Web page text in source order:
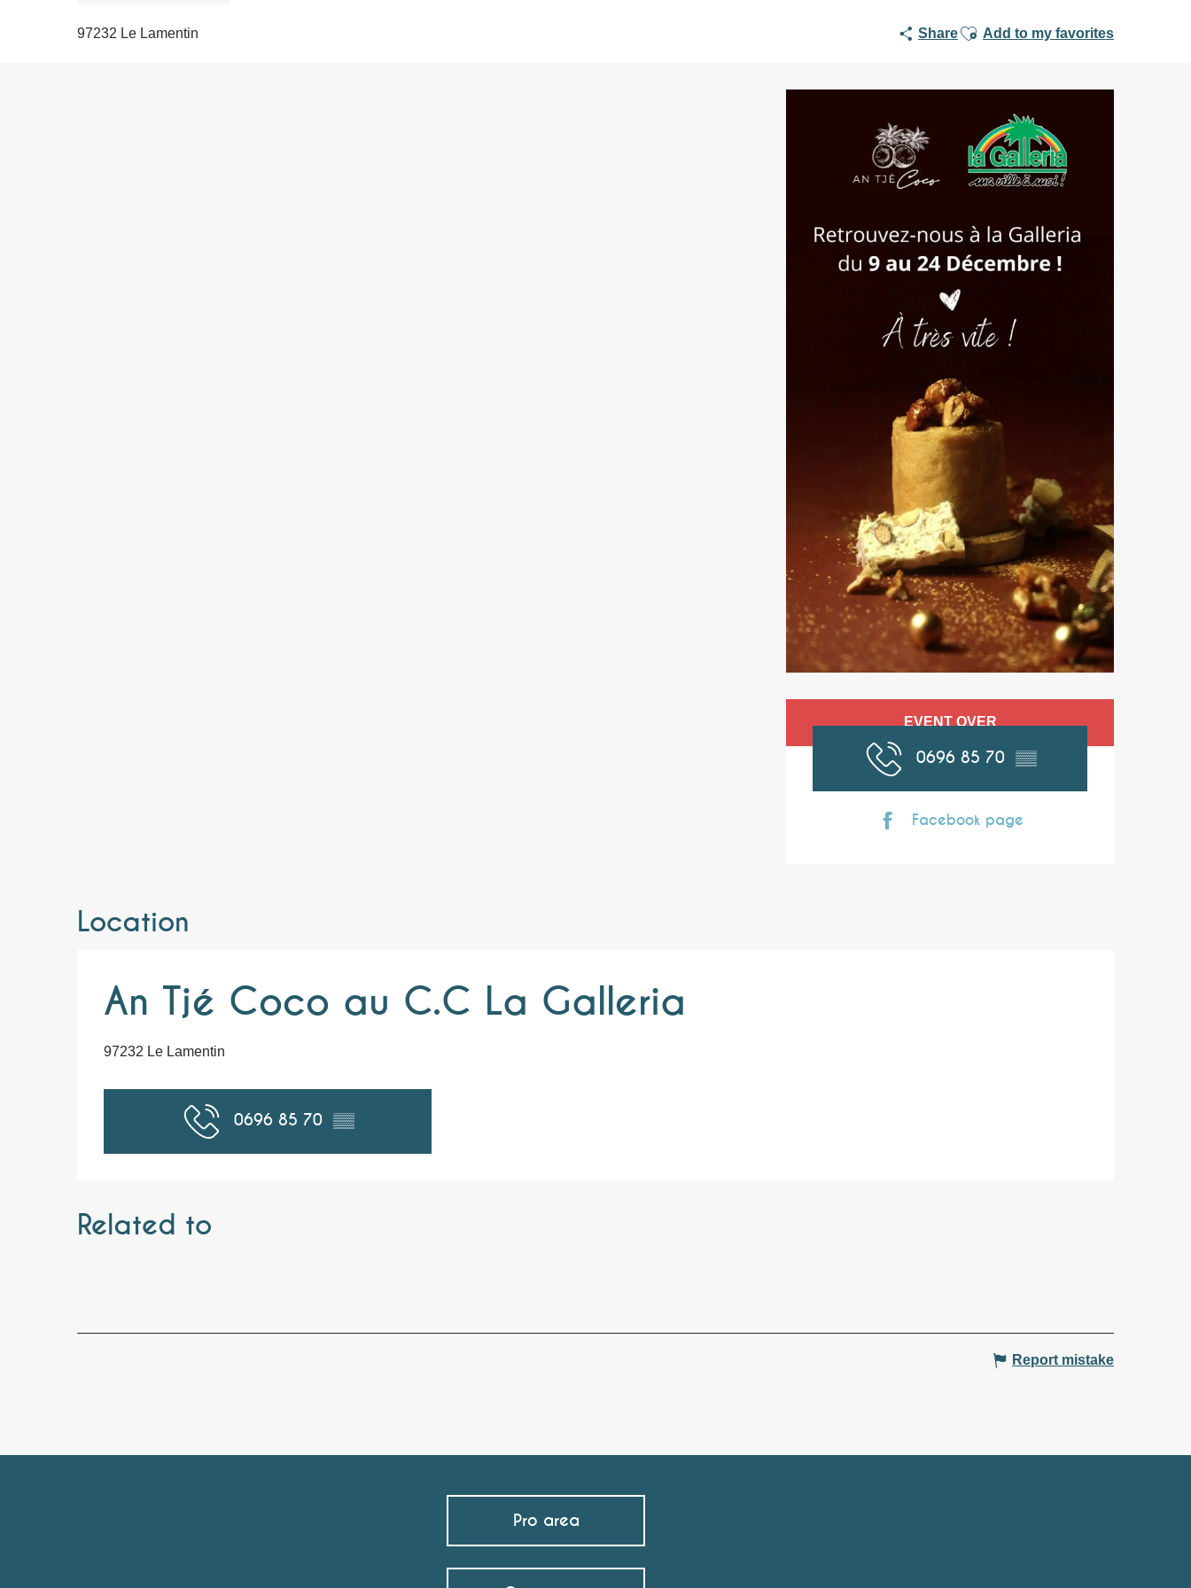
97232 Le Lamentin ShareAjouter aux favoris
Add to my favorites
Opening hours &
EVENT OVER
0696 85 70 ▒▒
Facebook page
Location
An Tjé Coco au C.C La Galleria
97232 Le Lamentin
0696 85 70 ▒▒
Related to
Report mistake
Pro area